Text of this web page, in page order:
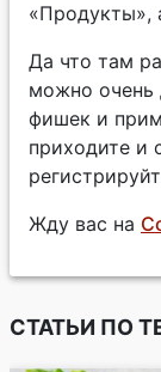
«Продукты»,
Да что там
можно очень
фишек и
приходите и
Жду вас на
СТАТЬИ ПО